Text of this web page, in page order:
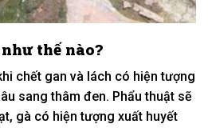
thế nào?
chết gan và lách có hiện tượng
sang thâm đen. Phẩu thuật sẽ
gà có hiện tượng xuất huyết